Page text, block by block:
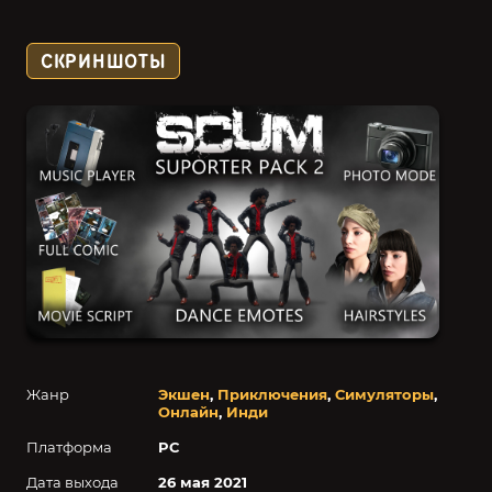
Жанр Экшен, Приключения, Симуляторы,
Онлайн, Инди
Платформа
PC
Дата выхода
26 мая 2021
СКРИНШОТЫ